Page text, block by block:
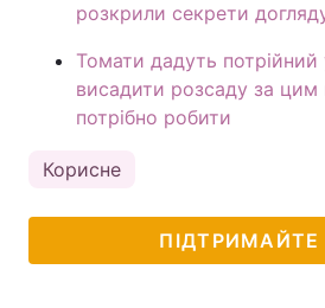
розкрили секрети
Томати дадуть
висадити розсаду за
потрібно робити
Корисне
ПІДТРИМАЙТЕ